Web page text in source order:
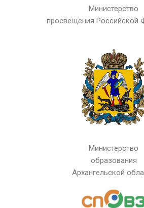
Министерство
просвещения Российской
Министерство
образования
Архангельской